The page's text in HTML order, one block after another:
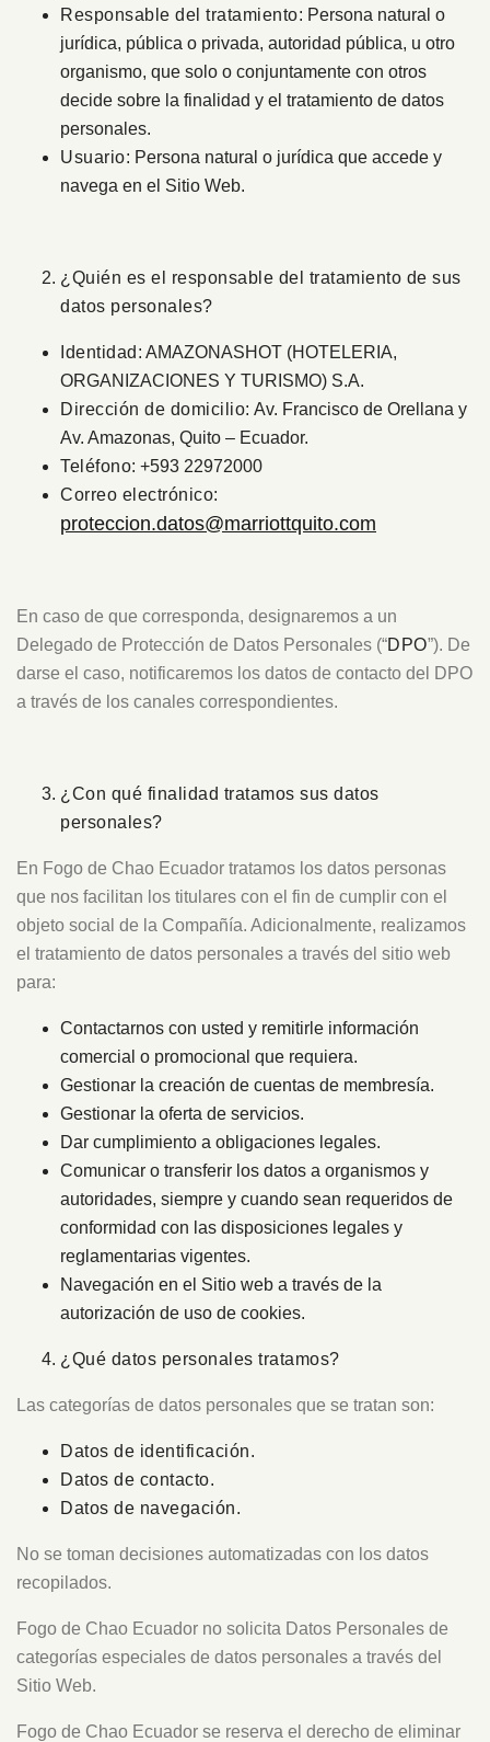
Responsable del tratamiento: Persona natural o
jurídica, pública o privada, autoridad pública, u otro
organismo, que solo o conjuntamente con otros
decide sobre la finalidad y el tratamiento de datos
personales.
Usuario: Persona natural o jurídica que accede y
navega en el Sitio Web.
¿Quién es el responsable del tratamiento de sus
datos personales?
Identidad : AMAZONASHOT (HOTELERIA,
ORGANIZACIONES Y TURISMO) S.A.
Dirección de domicilio: Av. Francisco de Orellana y
Av. Amazonas, Quito – Ecuador.
Teléfono: +593 22972000
Correo electrónico:
proteccion.datos@marriottquito.com
En caso de que corresponda, designaremos a un
Delegado de Protección de Datos Personales (“DPO”). De
darse el caso, notificaremos los datos de contacto del DPO
a través de los canales correspondientes.
¿Con qué finalidad tratamos sus datos
personales?
En Fogo de Chao Ecuador tratamos los datos personas
que nos facilitan los titulares con el fin de cumplir con el
objeto social de la Compañía. Adicionalmente, realizamos
el tratamiento de datos personales a través del sitio web
para:
Contactarnos con usted y remitirle información
comercial o promocional que requiera.
Gestionar la creación de cuentas de membresía.
Gestionar la oferta de servicios.
Dar cumplimiento a obligaciones legales.
Comunicar o transferir los datos a organismos y
autoridades, siempre y cuando sean requeridos de
conformidad con las disposiciones legales y
reglamentarias vigentes.
Navegación en el Sitio web a través de la
autorización de uso de cookies.
¿Qué datos personales tratamos?
Las categorías de datos personales que se tratan son:
Datos de identificación.
Datos de contacto.
Datos de navegación.
No se toman decisiones automatizadas con los datos
recopilados.
Fogo de Chao Ecuador no solicita Datos Personales de
categorías especiales de datos personales a través del
Sitio Web.
Fogo de Chao Ecuador se reserva el derecho de eliminar